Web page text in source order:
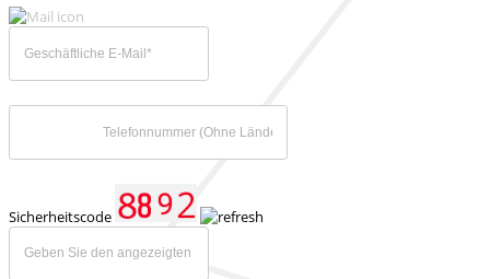
Sicherheitscode